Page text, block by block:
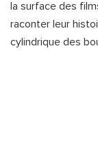
la surface des
raconter leur
cylindrique des